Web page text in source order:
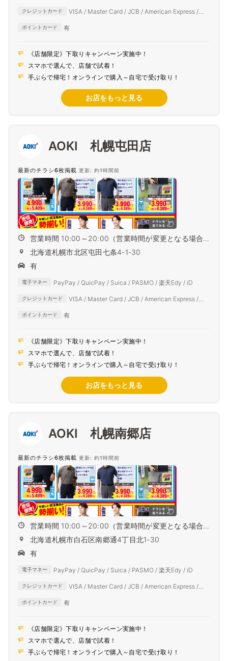
クレジットカード
VISA / Master Card / JCB / American Express /
ポイントカード 有
《店舗限定》下取りキャンペーン実施中！
スマホで選んで、店舗で試着！
手ぶらで帰宅！オンラインで購入～自宅で受け取り！
お店をもっと見る
AOKI 札幌屯田店
最新のチラシ6枚掲載 更新: 約1時間前
営業時間 10:00～20:00（営業時間が変更となる場合
がござ...
北海道札幌市北区屯田七条4-1-30
有
電子マネー PayPay / QuicPay / Suica / PASMO / 楽天Edy / iD
クレジットカード
VISA / Master Card / JCB / American Express /
ポイントカード 有
《店舗限定》下取りキャンペーン実施中！
スマホで選んで、店舗で試着！
手ぶらで帰宅！オンラインで購入～自宅で受け取り！
お店をもっと見る
AOKI 札幌南郷店
最新のチラシ6枚掲載 更新: 約1時間前
営業時間 10:00～20:00（営業時間が変更となる場合
がござ...
北海道札幌市白石区南郷通4丁目北1-30
有
電子マネー PayPay / QuicPay / Suica / PASMO / 楽天Edy / iD
クレジットカード
VISA / Master Card / JCB / American Express /
ポイントカード 有
《店舗限定》下取りキャンペーン実施中！
スマホで選んで、店舗で試着！
手ぶらで帰宅！オンラインで購入～自宅で受け取り！